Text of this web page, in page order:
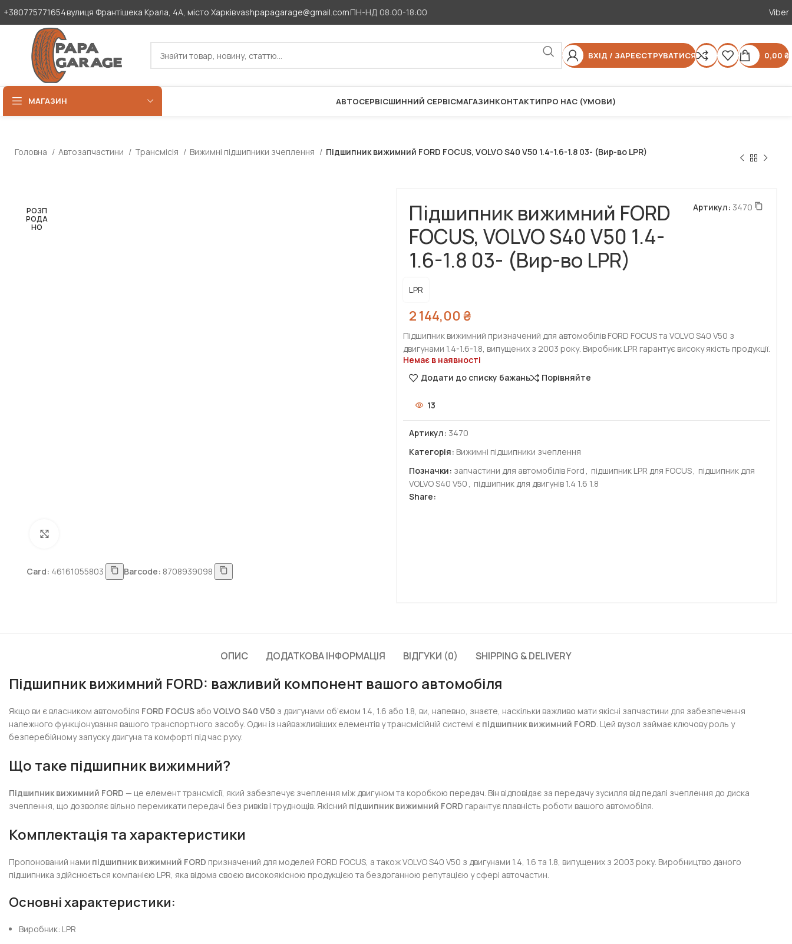
+380775771654вулиця Франтішека Крала, 4А, місто Харківvashpapagarage@gmail.comПН-НД 08:00-18:00 Viber
ВХІД / ЗАРЕЄСТРУВАТИСЯ 0,00 ₴
МАГАЗИН АВТОСЕРВІСШИННИЙ СЕРВІСМАГАЗИНКОНТАКТИПРО НАС (УМОВИ)
Головна Автозапчастини Трансмісія Вижимні підшипники зчеплення Підшипник вижимний FORD FOCUS, VOLVO S40 V50 1.4-1.6-1.8 03- (Вир-во LPR)
РОЗП
РОДА
НО
Card: 46161055803 Barcode: 8708939098
Підшипник вижимний FORD
FOCUS, VOLVO S40 V50 1.4-
1.6-1.8 03- (Вир-во LPR)
Артикул: 3470
LPR
2 144,00 ₴
Підшипник вижимний призначений для автомобілів FORD FOCUS та VOLVO S40 V50 з
двигунами 1.4-1.6-1.8, випущених з 2003 року. Виробник LPR гарантує високу якість продукції.
Немає в наявності
Додати до списку бажань
Порівняйте
13
Артикул: 3470
Категорія: Вижимні підшипники зчеплення
Позначки: запчастини для автомобілів Ford , підшипник LPR для FOCUS, підшипник для
VOLVO S40 V50 , підшипник для двигунів 1.4 1.6 1.8
Share:
ОПИС ДОДАТКОВА ІНФОРМАЦІЯ ВІДГУКИ (0) SHIPPING & DELIVERY
Підшипник вижимний FORD: важливий компонент вашого автомобіля
Якщо ви є власником автомобіля FORD FOCUS абоVOLVO S40 V50 з двигунами об’ємом 1.4, 1.6 або 1.8, ви, напевно, знаєте, наскільки важливо мати якісні запчастини для забезпечення
належного функціонування вашого транспортного засобу. Один із найважливіших елементів у трансмісійній системі є підшипник вижимний FORD. Цей вузол займає ключову роль у
безперебійному запуску двигуна та комфорті під час руху.
Що таке підшипник вижимний?
Підшипник вижимний FORD — це елемент трансмісії, який забезпечує зчеплення між двигуном та коробкою передач. Він відповідає за передачу зусилля від педалі зчеплення до диска
зчеплення, що дозволяє вільно перемикати передачі без ривків і труднощів. Якісний підшипник вижимний FORD гарантує плавність роботи вашого автомобіля.
Комплектація та характеристики
Пропонований нами підшипник вижимний FORD призначений для моделей FORD FOCUS, а також VOLVO S40 V50 з двигунами 1.4, 1.6 та 1.8, випущених з 2003 року. Виробництво даного
підшипника здійснюється компанією LPR, яка відома своєю високоякісною продукцією та бездоганною репутацією у сфері авточастин.
Основні характеристики:
Виробник: LPR